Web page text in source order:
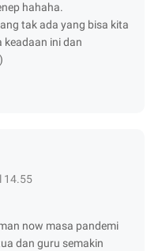
hahaha.
tak ada yang bisa kita
keadaan ini dan
14.55
now masa pandemi
dan guru semakin